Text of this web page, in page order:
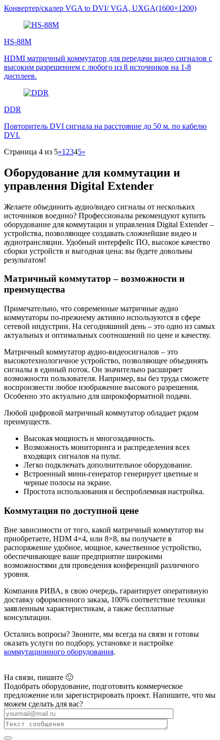
Конвертер/скалер VGA to DVI/ VGA, UXGA(1600×1200)
HS-88M
HDMI матричный коммутатор для передачи видео сигналов с
высоким разрешением с любого из 8 источников на 1-8
дисплеев.
DDR
Повторитель DVI сигнала на расстояние до 50 м. по кабелю
DVI.
Страница 4 из 5«1 2345»
Оборудование для коммутации и
управления Digital Extender
Желаете объединить аудио/видео сигналы от нескольких
источников воедино? Профессионалы рекомендуют купить
оборудование для коммутации и управления Digital Extender –
устройства, позволяющее создавать сложнейшие видео и
аудиотрансляции. Удобный интерфейс ПО, высокое качество
сборки устройств и выгодная цена: вы будете довольны
результатом!
Матричный коммутатор – возможности и
преимущества
Примечательно, что современные матричные аудио
коммутаторы по-прежнему активно используются в сфере
сетевой индустрии. На сегодняшний день – это одно из самых
актуальных и оптимальных соотношений по цене и качеству.
Матричный коммутатор аудио-видеосигналов – это
высокотехнологичное устройство, позволяющее объединять
сигналы в единый поток. Он значительно расширяет
возможности пользователя. Например, вы без труда сможете
воспроизвести любое изображение высокого разрешения.
Особенно это актуально для широкоформатной подачи.
Любой цифровой матричный коммутатор обладает рядом
преимуществ.
Высокая мощность и многозадачность.
Возможность мониторинга и распределения всех
входящих сигналов на пульт.
Легко подключать дополнительное оборудование.
Встроенный мини-генератор генерирует цветные и
черные полосы на экране.
Простота использования и беспроблемная настройка.
Коммутация по доступной цене
Вне зависимости от того, какой матричный коммутатор вы
приобретаете, HDM 4×4, или 8×8, вы получаете в
распоряжение удобное, мощное, качественное устройство,
обеспечивающее ваше предприятие широкими
возможностями для проведения конференций различного
уровня.
Компания РИВА, в свою очередь, гарантирует оперативную
доставку оформленного заказа, 100% соответствие техники
заявленным характеристикам, а также бесплатные
консультации.
Остались вопросы? Звоните, мы всегда на связи и готовы
оказать услуги по подбору, установке и настройке
коммутационного оборудования.
На связи, пишите 🙂
Подобрать оборудование, подготовить коммерческое
предложение или зарегистрировать проект. Напишите, что мы
можем сделать для вас?